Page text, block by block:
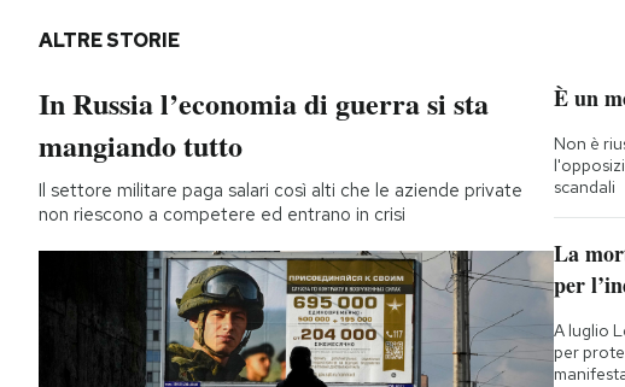
ALTRE STORIE
In Russia l’economia di guerra si sta
mangiando tutto
Il settore militare paga salari così alti che le aziende private
non riescono a competere ed entrano in crisi
È un
Non è
scandali
La
per
A luglio
per